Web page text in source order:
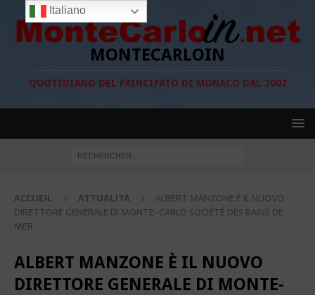
MONTECARLOIN
QUOTIDIANO DEL PRINCIPATO DI MONACO DAL 2007
ACCUEIL ATTUALITÀ
ALBERT MANZONE È IL NUOVO
DIRETTORE GENERALE DI MONTE-CARLO SOCIÉTÉ DES BAINS DE
MER
ALBERT MANZONE È IL NUOVO
DIRETTORE GENERALE DI MONTE-
Italiano